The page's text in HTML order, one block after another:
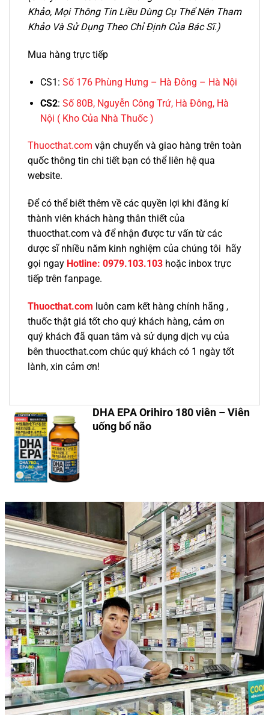
Khảo, Mọi Thông Tin Liều Dùng Cụ Thể Nên Tham
Khảo Và Sử Dụng Theo Chỉ Định Của Bác Sĩ.)
Mua hàng trực tiếp
CS1: Số 176 Phùng Hưng – Hà Đông – Hà Nội
CS2: Số 80B, Nguyễn Công Trứ, Hà Đông, Hà
Nội ( Kho Của Nhà Thuốc )
Thuocthat.com vận chuyển và giao hàng trên toàn
quốc thông tin chi tiết bạn có thể liên hệ qua
website.
Để có thể biết thêm về các quyền lợi khi đăng kí
thành viên khách hàng thân thiết của
thuocthat.com và để nhận được tư vấn từ các
dược sĩ nhiều năm kinh nghiệm của chúng tôi hãy
gọi ngay Hotline: 0979.103.103 hoặc inbox trực
tiếp trên fanpage.
Thuocthat.com luôn cam kết hàng chính hãng ,
thuốc thật giá tốt cho quý khách hàng, cảm ơn
quý khách đã quan tâm và sử dụng dịch vụ của
bên thuocthat.com chúc quý khách có 1 ngày tốt
lành, xin cảm ơn!
DHA EPA Orihiro 180 viên – Viên
uống bổ não